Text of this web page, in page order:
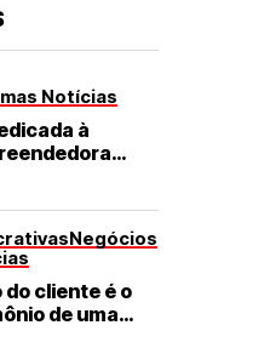
Notícias
à
de
de
Negócios
cliente é o
de uma